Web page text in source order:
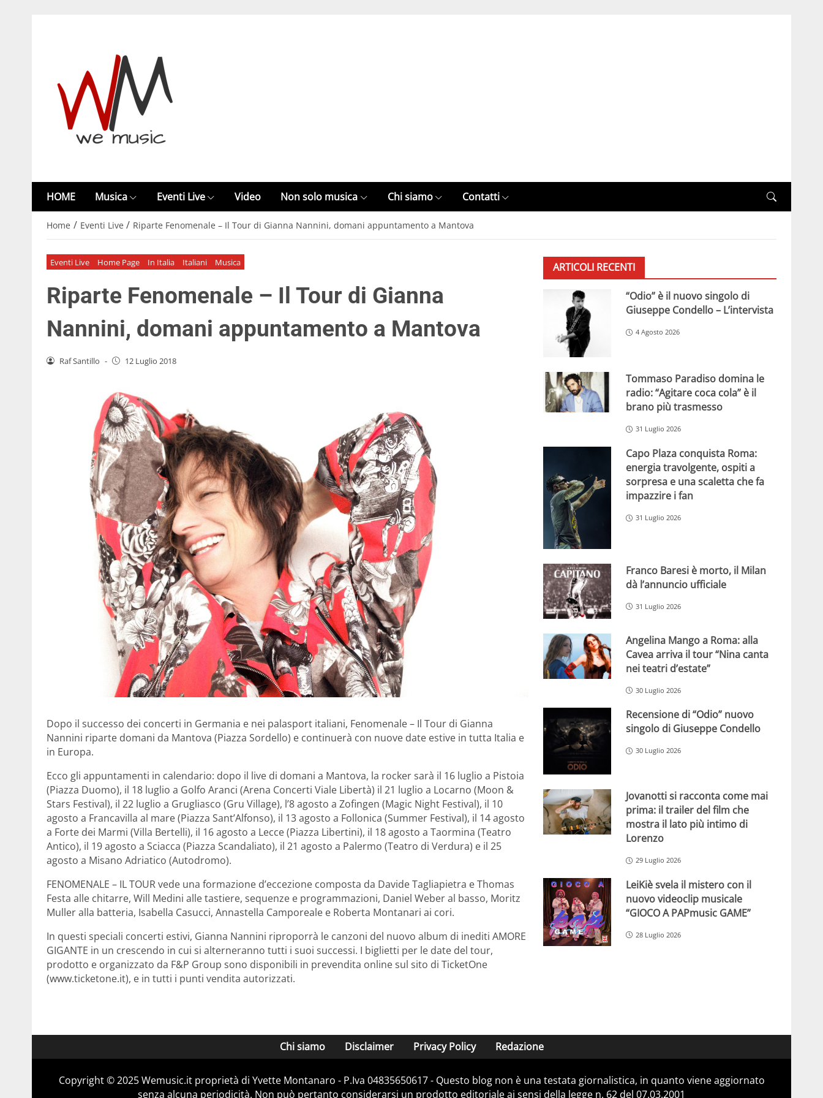
HOME Musica Eventi Live Video Non solo musica Chi siamo Contatti
Home / Eventi Live / Riparte Fenomenale – Il Tour di Gianna Nannini, domani appuntamento a Mantova
Eventi Live Home Page In Italia Italiani Musica
Riparte Fenomenale – Il Tour di Gianna
Nannini, domani appuntamento a Mantova
Raf Santillo - 12 Luglio 2018
Dopo il successo dei concerti in Germania e nei palasport italiani, Fenomenale – Il Tour di Gianna
Nannini riparte domani da Mantova (Piazza Sordello) e continuerà con nuove date estive in tutta Italia e
in Europa.
Ecco gli appuntamenti in calendario: dopo il live di domani a Mantova, la rocker sarà il 16 luglio a Pistoia
(Piazza Duomo), il 18 luglio a Golfo Aranci (Arena Concerti Viale Libertà) il 21 luglio a Locarno (Moon &
Stars Festival), il 22 luglio a Grugliasco (Gru Village), l’8 agosto a Zofingen (Magic Night Festival), il 10
agosto a Francavilla al mare (Piazza Sant’Alfonso), il 13 agosto a Follonica (Summer Festival), il 14 agosto
a Forte dei Marmi (Villa Bertelli), il 16 agosto a Lecce (Piazza Libertini), il 18 agosto a Taormina (Teatro
Antico), il 19 agosto a Sciacca (Piazza Scandaliato), il 21 agosto a Palermo (Teatro di Verdura) e il 25
agosto a Misano Adriatico (Autodromo).
FENOMENALE – IL TOUR vede una formazione d’eccezione composta da Davide Tagliapietra e Thomas
Festa alle chitarre, Will Medini alle tastiere, sequenze e programmazioni, Daniel Weber al basso, Moritz
Muller alla batteria, Isabella Casucci, Annastella Camporeale e Roberta Montanari ai cori.
In questi speciali concerti estivi, Gianna Nannini riproporrà le canzoni del nuovo album di inediti AMORE
GIGANTE in un crescendo in cui si alterneranno tutti i suoi successi. I biglietti per le date del tour,
prodotto e organizzato da F&P Group sono disponibili in prevendita online sul sito di TicketOne
(www.ticketone.it), e in tutti i punti vendita autorizzati.
ARTICOLI RECENTI
“Odio” è il nuovo singolo di
Giuseppe Condello – L’intervista
4 Agosto 2026
Tommaso Paradiso domina le
radio: “Agitare coca cola” è il
brano più trasmesso
31 Luglio 2026
Capo Plaza conquista Roma:
energia travolgente, ospiti a
sorpresa e una scaletta che fa
impazzire i fan
31 Luglio 2026
Franco Baresi è morto, il Milan
dà l’annuncio ufficiale
31 Luglio 2026
Angelina Mango a Roma: alla
Cavea arriva il tour “Nina canta
nei teatri d’estate”
30 Luglio 2026
Recensione di “Odio” nuovo
singolo di Giuseppe Condello
30 Luglio 2026
Jovanotti si racconta come mai
prima: il trailer del film che
mostra il lato più intimo di
Lorenzo
29 Luglio 2026
LeiKiè svela il mistero con il
nuovo videoclip musicale
“GIOCO A PAPmusic GAME”
28 Luglio 2026
Chi siamo Disclaimer Privacy Policy Redazione
Copyright © 2025 Wemusic.it proprietà di Yvette Montanaro - P.Iva 04835650617 - Questo blog non è una testata giornalistica, in quanto viene aggiornato
senza alcuna periodicità. Non può pertanto considerarsi un prodotto editoriale ai sensi della legge n. 62 del 07.03.2001